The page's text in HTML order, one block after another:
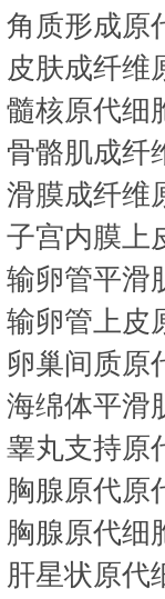
角质形成原
皮肤成纤维
髓核原代细
骨骼肌成纤
滑膜成纤维
子宫内膜上
输卵管平滑
输卵管上皮
卵巢间质原
海绵体平滑
睾丸支持原
胸腺原代原
胸腺原代细
肝星状原代